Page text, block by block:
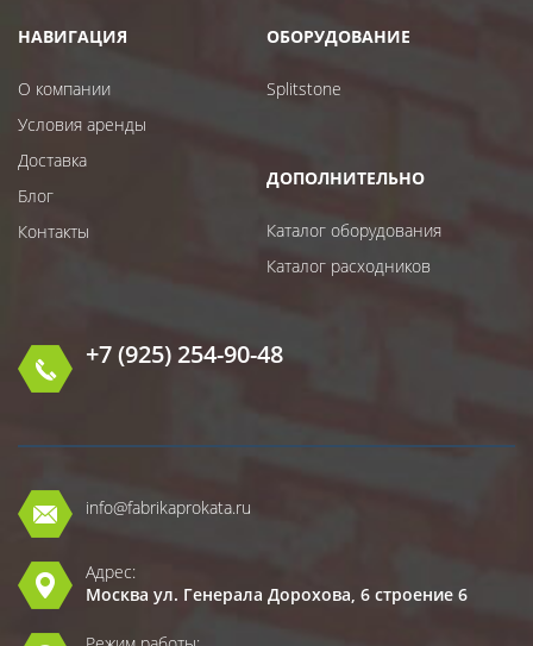
НАВИГАЦИЯ
О компании
Условия аренды
Доставка
Блог
Контакты
ОБОРУДОВАНИЕ
Splitstone
ДОПОЛНИТЕЛЬНО
Каталог оборудования
Каталог расходников
+7 (925) 254-90-48
info@fabrikaprokata.ru
Адрес:
Москва ул. Генерала Дорохова, 6 строение 6